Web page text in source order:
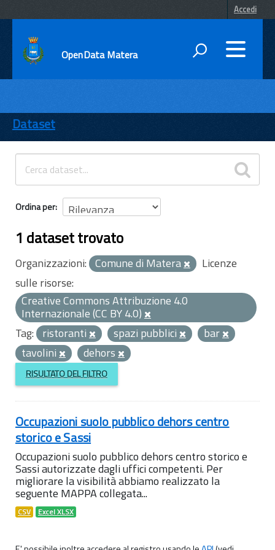
Accedi
OpenData Matera
ENTI
TEMI
INFORMAZIONI
Dataset
Ordina per
1 dataset trovato
Organizzazioni: Comune di Matera
Licenze
sulle risorse:
Creative Commons Attribuzione 4.0
Internazionale (CC BY 4.0)
Tag: ristoranti spazi pubblici
bar
tavolini
dehors
RISULTATO DEL FILTRO
Occupazioni suolo pubblico dehors centro
storico e Sassi
Occupazioni suolo pubblico dehors centro storico e
Sassi autorizzate dagli uffici competenti. Per
migliorare la visibilità abbiamo realizzato la
seguente MAPPA collegata...
CSV Excel XLSX